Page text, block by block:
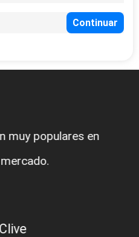
muy populares en